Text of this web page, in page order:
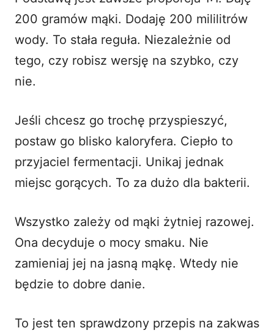
200 gramów mąki. Dodaję 200 mililitrów
wody. To stała reguła. Niezależnie od
tego, czy robisz wersję na szybko, czy
nie.
Jeśli chcesz go trochę przyspieszyć,
postaw go blisko kaloryfera. Ciepło to
przyjaciel fermentacji. Unikaj jednak
miejsc gorących. To za dużo dla bakterii.
Wszystko zależy od mąki żytniej razowej.
Ona decyduje o mocy smaku. Nie
zamieniaj jej na jasną mąkę. Wtedy nie
będzie to dobre danie.
To jest ten sprawdzony przepis na zakwas